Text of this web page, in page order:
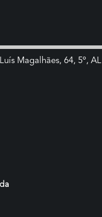
Magalhães, 64, 5º, AL